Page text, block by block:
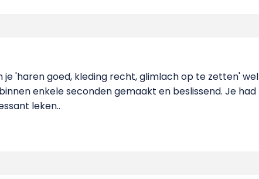
je 'haren goed, kleding recht, glimlach op te zetten' wel
enkele seconden gemaakt en beslissend. Je had
leken..